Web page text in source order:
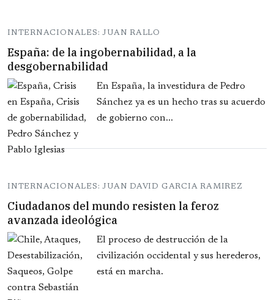
INTERNACIONALES: JUAN RALLO
España: de la ingobernabilidad, a la
desgobernabilidad
En España, la investidura de Pedro
Sánchez ya es un hecho tras su acuerdo
de gobierno con...
INTERNACIONALES: JUAN DAVID GARCIA RAMIREZ
Ciudadanos del mundo resisten la feroz
avanzada ideológica
El proceso de destrucción de la
civilización occidental y sus herederos,
está en marcha.